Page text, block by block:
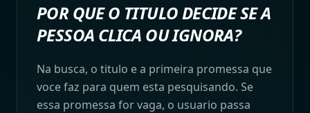
POR QUE O TITULO DECIDE SE A
PESSOA CLICA OU IGNORA?
Na busca, o titulo e a primeira promessa que
voce faz para quem esta pesquisando. Se
essa promessa for vaga, o usuario passa